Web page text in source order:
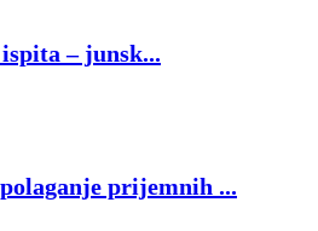
– junsk...
prijemnih ...